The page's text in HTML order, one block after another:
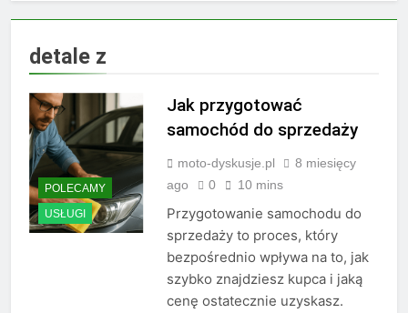
detale z
POLECAMY
USŁUGI
Jak przygotować
samochód do sprzedaży
moto-dyskusje.pl
8 miesięcy
ago
0 10 mins
Przygotowanie samochodu do
sprzedaży to proces, który
bezpośrednio wpływa na to, jak
szybko znajdziesz kupca i jaką
cenę ostatecznie uzyskasz.